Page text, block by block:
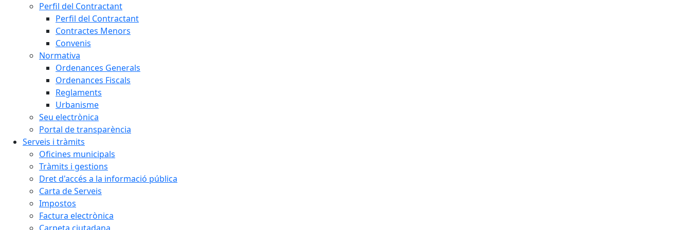
Perfil del Contractant
Perfil del Contractant
Contractes Menors
Convenis
Normativa
Ordenances Generals
Ordenances Fiscals
Reglaments
Urbanisme
Seu electrònica
Portal de transparència
Serveis i tràmits
Oficines municipals
Tràmits i gestions
Dret d'accés a la informació pública
Carta de Serveis
Impostos
Factura electrònica